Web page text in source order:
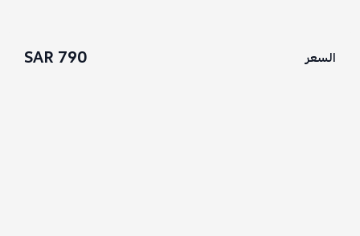
السعر 790 SAR